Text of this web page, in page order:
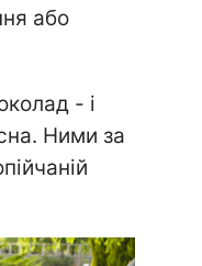
або
- і
Ними за